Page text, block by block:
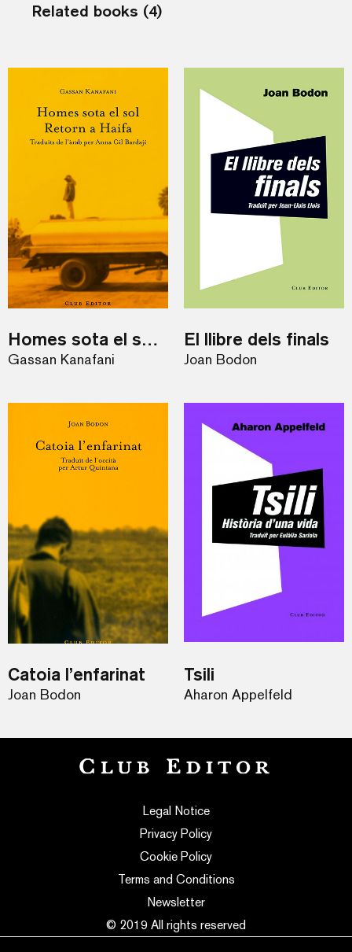
Related books (4)
Homes sota el sol i Retorn a Haifa
Gassan Kanafani
El llibre dels finals
Joan Bodon
Catoia l’enfarinat
Joan Bodon
Tsili
Aharon Appelfeld
Legal Notice
Privacy Policy
Cookie Policy
Terms and Conditions
Newsletter
© 2019 All rights reserved